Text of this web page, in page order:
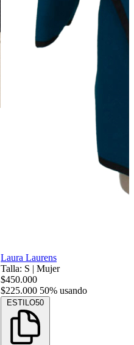
Laura Laurens
Talla: S | Mujer
$450.000
$225.000 50% usando
ESTILO50